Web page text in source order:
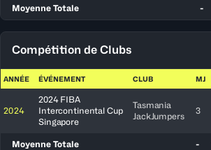
Moyenne Totale -
Compétition de Clubs
ANNÉE ÉVÉNEMENT CLUB MJ
2024
2024 FIBA
Intercontinental Cup
Singapore
Tasmania
JackJumpers
3
Moyenne Totale -